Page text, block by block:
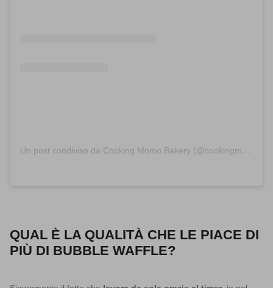
Un post condiviso da Cooking Momo Bakery (@cookingmomobakery)
QUAL È LA QUALITÀ CHE LE PIACE DI
PIÙ DI BUBBLE WAFFLE?